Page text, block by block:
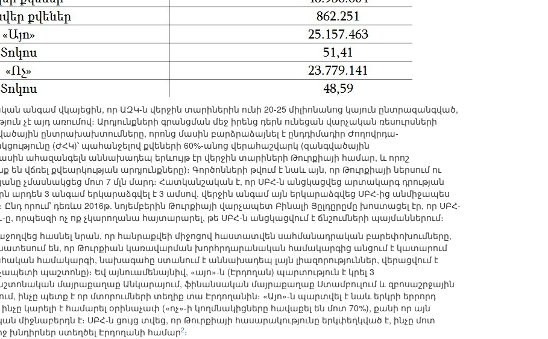
անգամ վկայեցին, որ ԱԶԿ-ն վերջին տարիներին ունի 20-25 միլիոնանոց կայուն ընտրազանգված,
չէ այդ առումով։ Արդյունքների գրանցման մեջ իրենց դերն ունեցան վարչական ռեսուրսների
ընտրախախտումները, որոնց մասին բարձրաձայնել է ընդդիմադիր Ժողովրդա-
(ԺՀԿ)՝ պահանջելով քվեների 60%-անոց վերահաշվարկ (զանգվածային
ահազանգելն աննախադեպ երևույթ էր վերջին տարիների Թուրքիայի համար, և որոշ
են վճռել քվեարկության արդյունքները)։ Գործոնների թվում է նաև այն, որ Թուրքիայի ներսում ու
չմասնակցեց մոտ 7 մլն մարդ։ Հատկանշական է, որ ՍԲՀ-ն անցկացվեց արտակարգ դրության
արդեն 3 անգամ երկարաձգվել է 3 ամսով. վերջին անգամ այն երկարաձգվեց ՍԲՀ-ից անմիջապես
Ընդ որում՝ դեռևս 2016թ. նոյեմբերին Թուրքիայի վարչապետ Բինալի Յըլդըրըմը խոստացել էր, որ ՍԲՀ-
-ը, որպեսզի ոչ ոք չկարողանա հայտարարել, թե ՍԲՀ-ն անցկացվում է ճնշումների պայմաններում։
հասնել նրան, որ հանրաքվեի միջոցով հաստատվեն սահմանադրական բարեփոխումները,
են, որ Թուրքիան կառավարման խորհրդարանական համակարգից անցում է կատարում
համակարգի, նախագահը ստանում է աննախադեպ լայն լիազորություններ, վերացվում է
պաշտոնը)։ Եվ այնուամենայնիվ, «այո»-ն (Էրդողան) պարտություն է կրել 3
մայրաքաղաք Անկարայում, ֆինանսական մայրաքաղաք Ստամբուլում և զբոսաշրջային
ինչը պետք է որ մտորումների տեղիք տա Էրդողանին։ «Այո»-ն պարտվել է նաև երկրի երրորդ
կարելի է համարել օրինաչափ («ոչ»-ի կողմնակիցները հավաքել են մոտ 70%), քանի որ այն
միջնաբերդն է։ ՍԲՀ-ն ցույց տվեց, որ Թուրքիայի հասարակությունը երկփեղկված է, ինչը մոտ
խնդիրներ ստեղծել Էրդողանի համար2։